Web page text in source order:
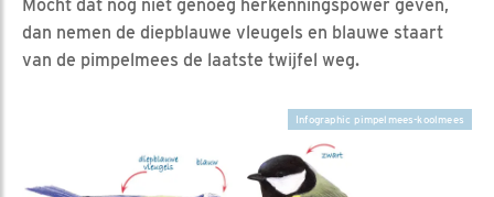
Mocht dat nog niet genoeg herkenningspower geven,
dan nemen de diepblauwe vleugels en blauwe staart
van de pimpelmees de laatste twijfel weg.
Infographic pimpelmees-koolmees